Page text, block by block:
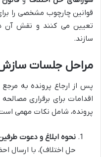
قوانین چارچوب مشخصی را
تعیین می کنند و نقش آن
سازند.
مراحل جلسات
پس از ارجاع پرونده به
اقدامات برای برقراری
پرونده، شامل نکات مهمی
نحوه ابلاغ و دعوت
حل اختلاف)، با ارسال